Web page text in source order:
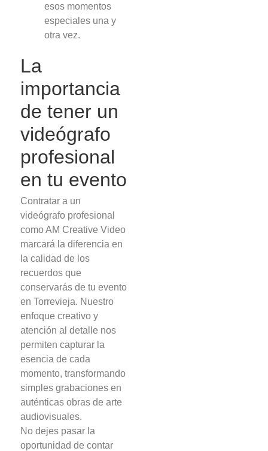
esos momentos
especiales una y
otra vez.
La
importancia
de tener un
videógrafo
profesional
en tu evento
Contratar a un
videógrafo profesional
como AM Creative Video
marcará la diferencia en
la calidad de los
recuerdos que
conservarás de tu evento
en Torrevieja. Nuestro
enfoque creativo y
atención al detalle nos
permiten capturar la
esencia de cada
momento, transformando
simples grabaciones en
auténticas obras de arte
audiovisuales.
No dejes pasar la
oportunidad de contar